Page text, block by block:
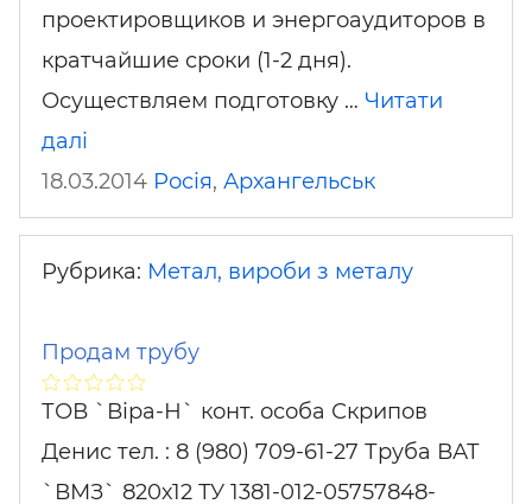
проектировщиков и энергоаудиторов в
кратчайшие сроки (1-2 дня).
Осуществляем подготовку … Читати
далі
18.03.2014 Росія, Архангельськ
Рубрика: Метал, вироби з металу
Продам трубу
ТОВ `Віра-Н` конт. особа Скрипов
Денис тел. : 8 (980) 709-61-27 Труба ВАТ
`ВМЗ` 820х12 ТУ 1381-012-05757848-